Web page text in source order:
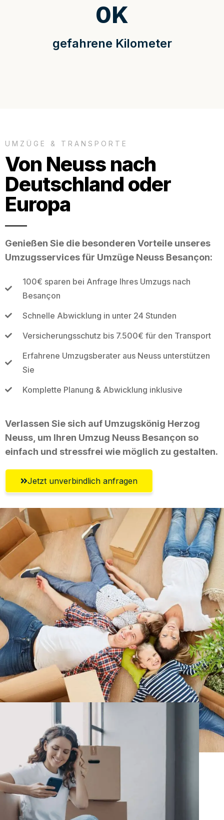
gefahrene Kilometer
0K
UMZÜGE & TRANSPORTE
Von Neuss nach
Deutschland oder
Europa
Genießen Sie die besonderen Vorteile unseres
Umzugsservices für Umzüge Neuss Besançon:
100€ sparen bei Anfrage Ihres Umzugs nach
Besançon
Schnelle Abwicklung in unter 24 Stunden
Versicherungsschutz bis 7.500€ für den Transport
Erfahrene Umzugsberater aus Neuss unterstützen
Sie
Komplette Planung & Abwicklung inklusive
Verlassen Sie sich auf Umzugskönig Herzog
Neuss, um Ihren Umzug Neuss Besançon so
einfach und stressfrei wie möglich zu gestalten.
Jetzt unverbindlich anfragen